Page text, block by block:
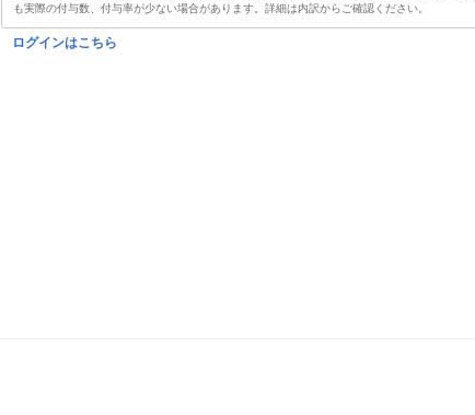
も実際の付与数、付与率が少ない場合があります。詳細は内訳からご確認ください。
ログインはこちら